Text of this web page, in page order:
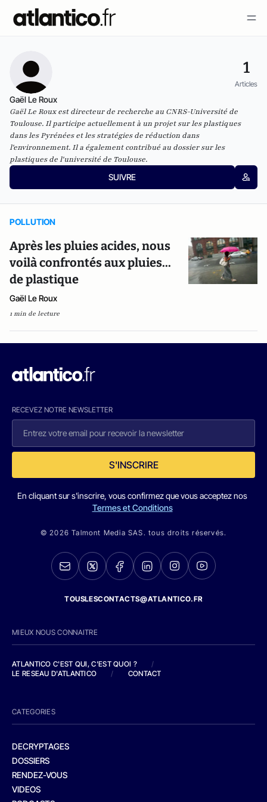
1
Articles
Gaël Le Roux
Gaël Le Roux est directeur de recherche au CNRS-Université de
Toulouse. Il participe actuellement à un projet sur les plastiques
dans les Pyrénées et les stratégies de réduction dans
l'environnement. Il a également contribué au dossier sur les
plastiques de l'université de Toulouse.
SUIVRE
POLLUTION
Après les pluies acides, nous
voilà confrontés aux pluies...
de plastique
Gaël Le Roux
1 min de lecture
RECEVEZ NOTRE NEWSLETTER
S'INSCRIRE
En cliquant sur s'inscrire, vous confirmez que vous acceptez nos
Termes et Conditions
© 2026 Talmont Media SAS. tous droits réservés.
TOUSLESCONTACTS@ATLANTICO.FR
MIEUX NOUS CONNAITRE
ATLANTICO C'EST QUI, C'EST QUOI ?
/
LE RESEAU D'ATLANTICO
/ CONTACT
CATEGORIES
DECRYPTAGES
DOSSIERS
RENDEZ-VOUS
VIDEOS